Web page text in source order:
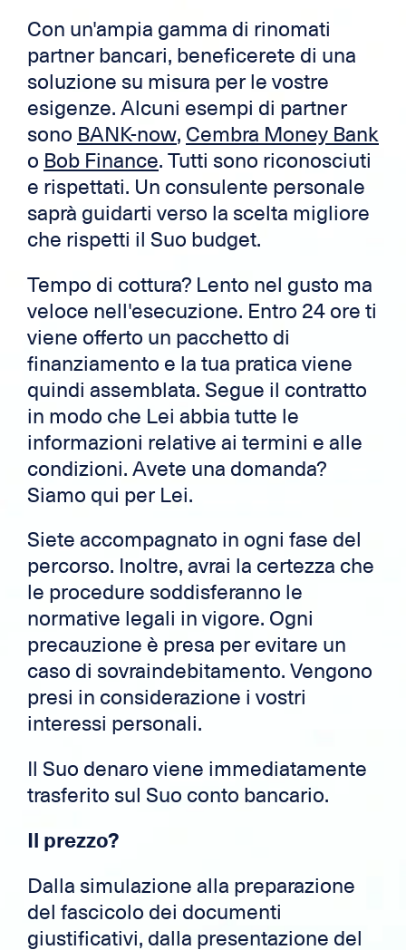
Con un'ampia gamma di rinomati
partner bancari, beneficerete di una
soluzione su misura per le vostre
esigenze. Alcuni esempi di partner
sono BANK-now, Cembra Money Bank
o Bob Finance. Tutti sono riconosciuti
e rispettati. Un consulente personale
saprà guidarti verso la scelta migliore
che rispetti il Suo budget.
Tempo di cottura? Lento nel gusto ma
veloce nell'esecuzione. Entro 24 ore ti
viene offerto un pacchetto di
finanziamento e la tua pratica viene
quindi assemblata. Segue il contratto
in modo che Lei abbia tutte le
informazioni relative ai termini e alle
condizioni. Avete una domanda?
Siamo qui per Lei.
Siete accompagnato in ogni fase del
percorso. Inoltre, avrai la certezza che
le procedure soddisferanno le
normative legali in vigore. Ogni
precauzione è presa per evitare un
caso di sovraindebitamento. Vengono
presi in considerazione i vostri
interessi personali.
Il Suo denaro viene immediatamente
trasferito sul Suo conto bancario.
Il prezzo?
Dalla simulazione alla preparazione
del fascicolo dei documenti
giustificativi, dalla presentazione del